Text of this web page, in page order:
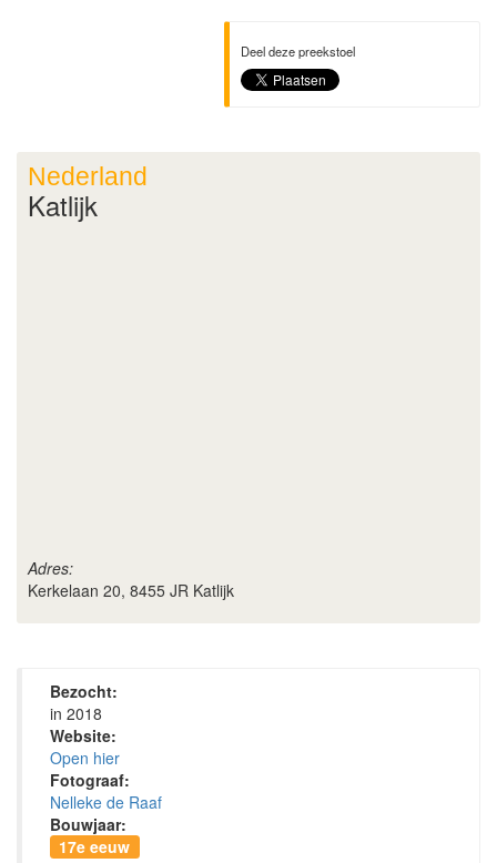
Deel deze preekstoel
Nederland
Katlijk
Adres:
Kerkelaan 20, 8455 JR Katlijk
Bezocht:
in 2018
Website:
Open hier
Fotograaf:
Nelleke de Raaf
Bouwjaar:
17e eeuw